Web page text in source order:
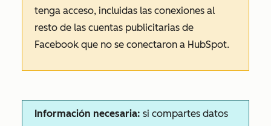
tenga acceso, incluidas las conexiones al
resto de las cuentas publicitarias de
Facebook que no se conectaron a HubSpot.
Información necesaria: si compartes datos